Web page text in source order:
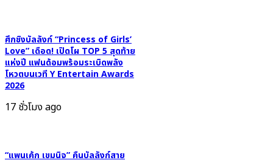
มีนา
2026
ศึกชิงบัลลังก์ “Princess of Girls’
Love” เดือด! เปิดโผ TOP 5 สุดท้าย
แห่งปี แฟนด้อมพร้อมระเบิดพลัง
โหวตบนเวที Y Entertain Awards
2026
17 ชั่วโมง ago
“แพนเค้ก เขมนิจ” คืนบัลลังก์สาย